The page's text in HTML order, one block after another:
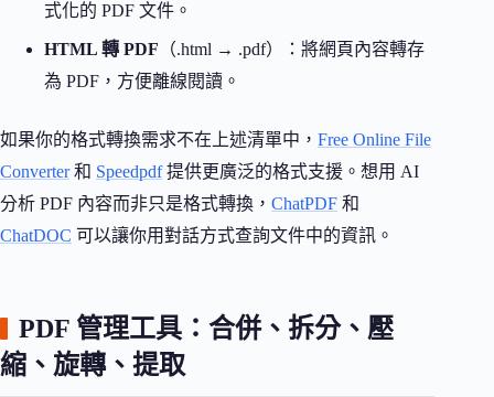
式化的 PDF 文件。
HTML 轉 PDF （.html → .pdf）：將網頁內容轉存
為 PDF，方便離線閱讀。
如果你的格式轉換需求不在上述清單中， Free Online File
Converter和 Speedpdf提供更廣泛的格式支援。想用 AI
分析 PDF 內容而非只是格式轉換， ChatPDF 和
ChatDOC 可以讓你用對話方式查詢文件中的資訊。
PDF 管理工具：合併、拆分、壓
縮、旋轉、提取